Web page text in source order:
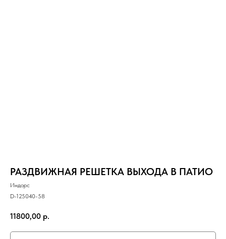
РАЗДВИЖНАЯ РЕШЕТКА ВЫХОДА В ПАТИО
Индорс
D-125040-58
11800,00 р.